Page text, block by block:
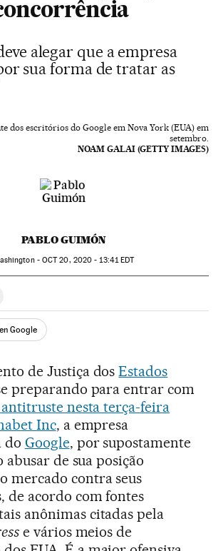
alegar que a empresa
sua forma de tratar as
dos escritórios do Google em Nova York (EUA) em
setembro.
NOAM GALAI (GETTY IMAGES)
PABLO GUIMÓN
- OCT20, 2020 - 13:41EDT
Facebook
en TwitterRedes Sociales
Google
de Justiça dosEstados
preparando para entrar com
nesta terça-feira
Inc, a empresa
do Google, por supostamente
de sua posição
mercado contra seus
de acordo com fontes
anônimas citadas pela
e vários meios de